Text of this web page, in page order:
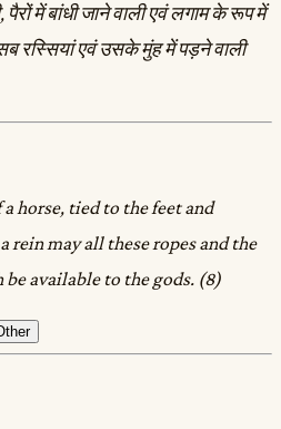
पैरों में बांधी जाने वाली एवं लगाम के रूप में
रस्सियां एवं उसके मुंह में पड़ने वाली
horse, tied to the feet and
rein may all these ropes and the
available to the gods. (8)